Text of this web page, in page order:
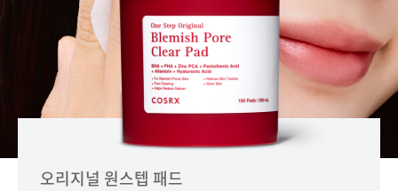
오리지널 원스텝 패드